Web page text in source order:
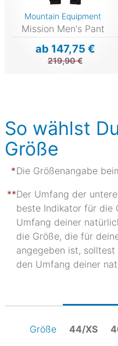
Mountain Equipment
Mission Men's Pant
ab 147,75 €
219,90 €
So wählst
Größe
Die Größenangabe
Der Umfang der
beste Indikator für die
Umfang deiner
die Größe, die für
angegeben ist,
den Umfang deiner
Größe 44/XS